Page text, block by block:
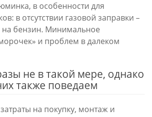
в особенности для
в отсутствии газовой заправки –
бензин. Минимальное
и проблем в далеком
не в такой мере, однако
также поведаем
на покупку, монтаж и